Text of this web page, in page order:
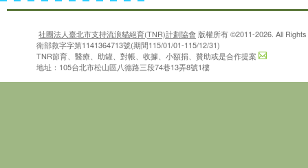
社團法人臺北市支持流浪貓絕育(TNR)計劃協會 版權所有 ©2011-2026. All
衛部救字字第1141364713號(期間115/01/01-115/12/31)
TNR節育、醫療、助罐、對帳、收據、小額捐、贊助或是合作提案
地址：105台北市松山區八德路三段74巷13弄8號1樓